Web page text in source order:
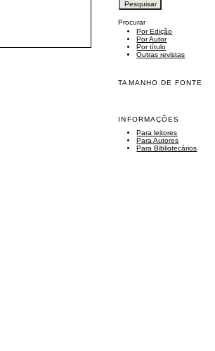
Procurar
Por Edição
Por Autor
Por título
Outras revistas
TAMANHO DE FONTE
INFORMAÇÕES
Para leitores
Para Autores
Para Bibliotecários